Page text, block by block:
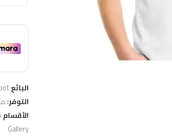
البائع
التوفر:
الأقسام
Gallery